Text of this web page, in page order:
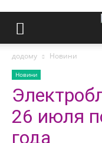
додому Новини
Новини
26 июля
года